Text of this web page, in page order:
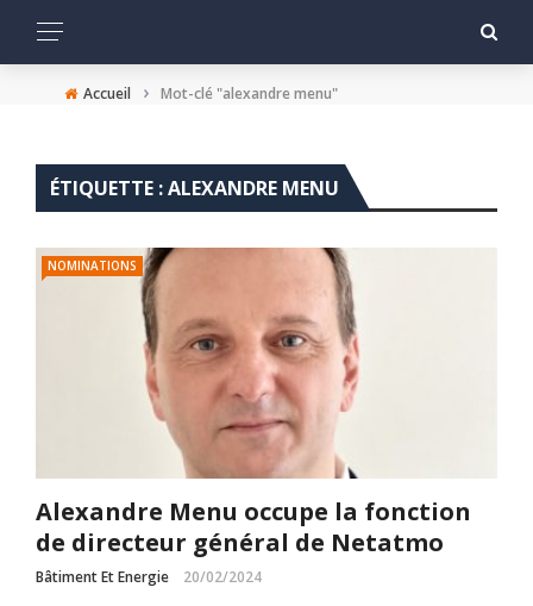
Accueil › Mot-clé "alexandre menu"
ÉTIQUETTE :ALEXANDRE MENU
NOMINATIONS
Alexandre Menu occupe la fonction
de directeur général de Netatmo
Bâtiment Et Energie 20/02/2024